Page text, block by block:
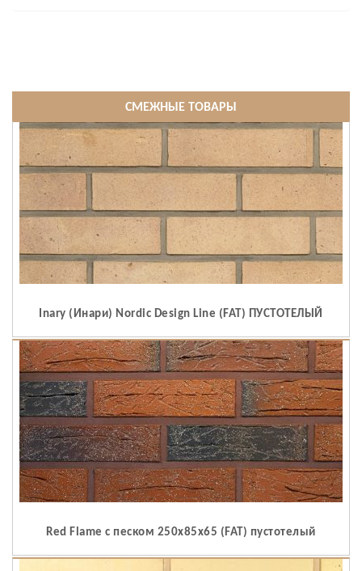
СМЕЖНЫЕ ТОВАРЫ
Inary (Инари) Nordic Design Line (FAT) ПУСТОТЕЛЫЙ
Red Flame c песком 250x85x65 (FAT) пустотелый